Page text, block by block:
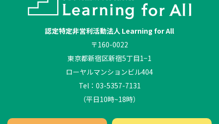
認定特定非営利活動法人 Learning for All
〒160-0022
東京都新宿区新宿5丁目1−1
ローヤルマンションビル404
Tel：03-5357-7131
（平日10時~18時）